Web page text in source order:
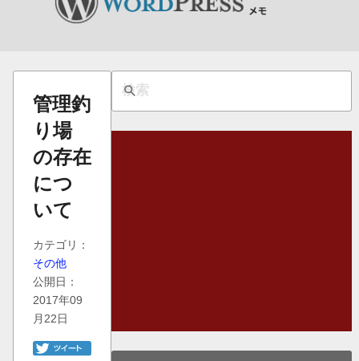
管理釣
り場
の存在
につ
いて
カテゴリ：
その他
公開日：
2017年09
月22日